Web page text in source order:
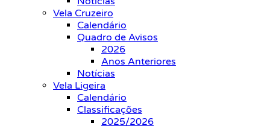
Vela Cruzeiro
Calendário
Quadro de Avisos
2026
Anos Anteriores
Notícias
Vela Ligeira
Calendário
Classificações
2025/2026